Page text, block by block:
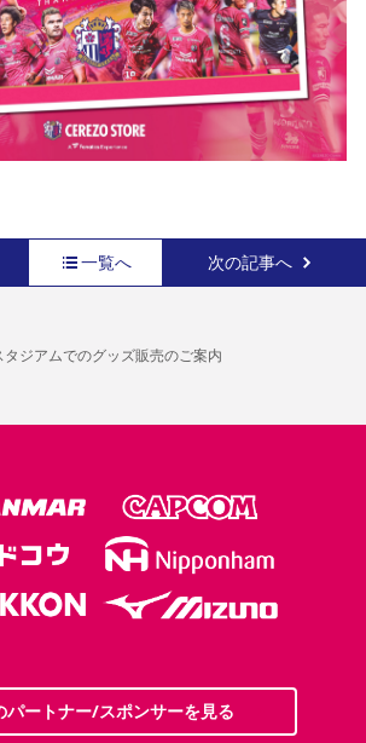
一覧へ 次の記事へ
タジアムでのグッズ販売のご案内
パートナー/スポンサーを見る